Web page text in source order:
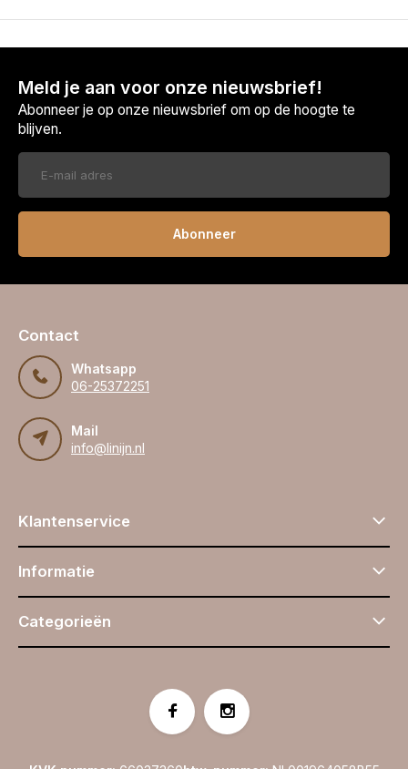
Meld je aan voor onze nieuwsbrief!
Abonneer je op onze nieuwsbrief om op de hoogte te
blijven.
Abonneer
Contact
Whatsapp
06-25372251
Mail
info@linijn.nl
Klantenservice
Informatie
Categorieën